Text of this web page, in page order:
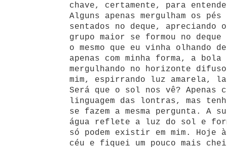
chave, certamente, para
Alguns apenas mergulham os pés
sentados no deque, apreciando
grupo maior se formou no
o mesmo que eu vinha olhando
apenas com minha forma, a
mergulhando no horizonte
mim, espirrando luz amarela,
Será que o sol nos vê? Apenas
linguagem das lontras, mas
se fazem a mesma pergunta. A
água reflete a luz do sol e
só podem existir em mim. Hoje
céu e fiquei um pouco mais